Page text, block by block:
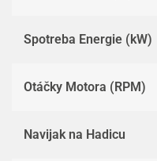
Spotreba Energie (kW)
Otáčky Motora (RPM)
Navijak na Hadicu